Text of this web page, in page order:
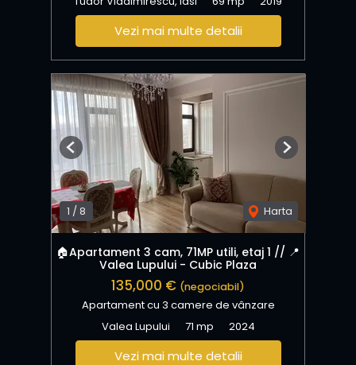
Vezi mai multe detalii
1 /8 Harta
Previous Next
🏠Apartament 3 cam, 71MP utili, etaj 1 // 📍
Valea Lupului - Cubic Plaza
135,000 € (negociabil)
Apartament cu 3 camere de vânzare
Valea Lupului
71 mp 2024
Vezi mai multe detalii